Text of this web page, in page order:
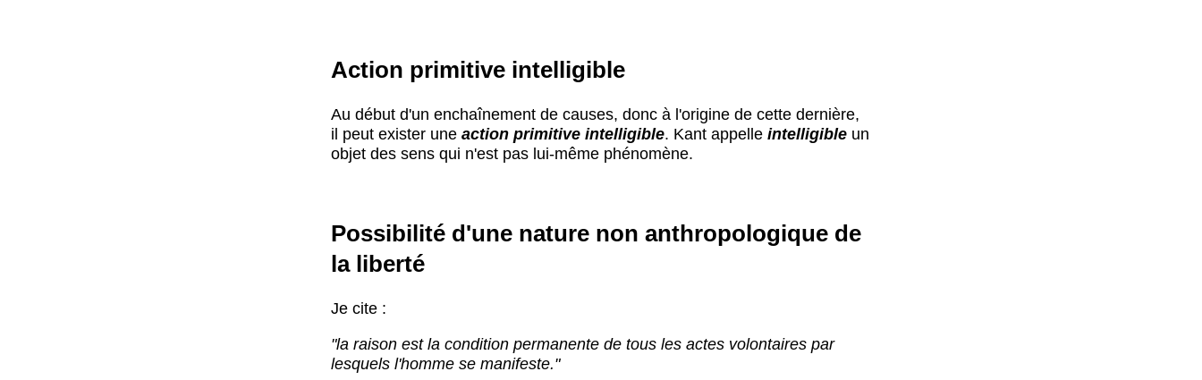
Action primitive intelligible
Au début d'un enchaînement de causes, donc à l'origine de cette dernière,
il peut exister uneaction primitive intelligible. Kant appelleintelligible un
objet des sens qui n'est pas lui-même phénomène.
Possibilité d'une nature non anthropologique de
la liberté
Je cite :
"la raison est la condition permanente de tous les actes volontaires par
lesquels l'homme se manifeste."